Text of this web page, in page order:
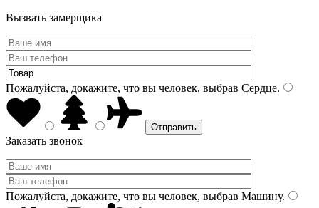
Вызвать замерщика
Пожалуйста, докажите, что вы человек, выбрав Сердце.
Заказать звонок
Пожалуйста, докажите, что вы человек, выбрав Машину.